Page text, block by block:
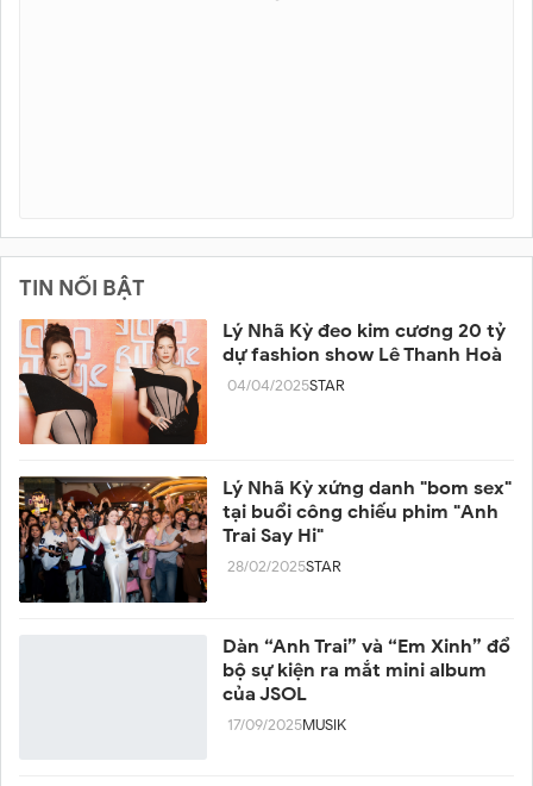
TIN NỔI BẬT
Lý Nhã Kỳ đeo kim cương 20 tỷ
dự fashion show Lê Thanh Hoà
04/04/2025STAR
Lý Nhã Kỳ xứng danh "bom sex"
tại buổi công chiếu phim "Anh
Trai Say Hi"
28/02/2025STAR
Dàn “Anh Trai” và “Em Xinh” đổ
bộ sự kiện ra mắt mini album
của JSOL
17/09/2025MUSIK